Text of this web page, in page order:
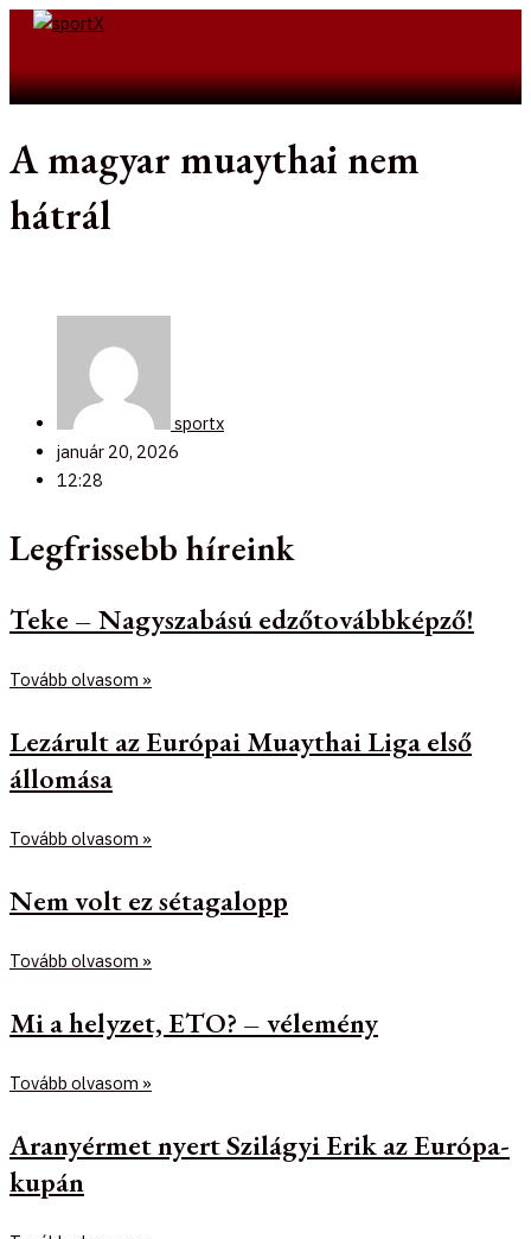
Skip
A magyar muaythai nem
hátrál
sportx
január 20, 2026
12:28
Legfrissebb híreink
Teke – Nagyszabású edzőtovábbképző!
Tovább olvasom »
Lezárult az Európai Muaythai Liga első
állomása
Tovább olvasom »
Nem volt ez sétagalopp
Tovább olvasom »
Mi a helyzet, ETO? – vélemény
Tovább olvasom »
Aranyérmet nyert Szilágyi Erik az Európa-
kupán